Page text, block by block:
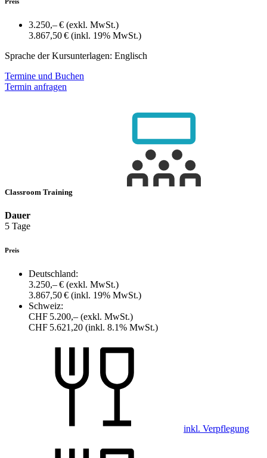
3.250,– € (exkl. MwSt.)
3.867,50 € (inkl. 19% MwSt.)
Sprache der Kursunterlagen: Englisch
Termine und Buchen
Termin anfragen
Classroom Training
Dauer
5 Tage
Preis
Deutschland:
3.250,– € (exkl. MwSt.)
3.867,50 € (inkl. 19% MwSt.)
Schweiz:
CHF 5.200,– (exkl. MwSt.)
CHF 5.621,20 (inkl. 8.1% MwSt.)
inkl. Verpflegung